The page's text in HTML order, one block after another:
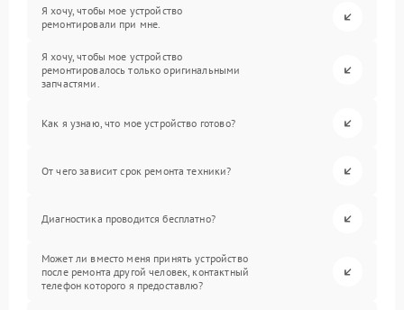
Я хочу, чтобы мое устройство
ремонтировали при мне.
Я хочу, чтобы мое устройство
ремонтировалось только оригинальными
запчастями.
Как я узнаю, что мое устройство готово?
От чего зависит срок ремонта техники?
Диагностика проводится бесплатно?
Может ли вместо меня принять устройство
после ремонта другой человек, контактный
телефон которого я предоставлю?